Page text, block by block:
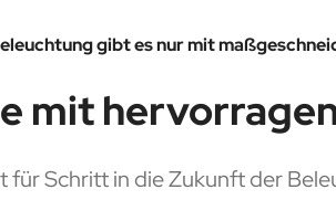
gibt es nur mit
mit
für Schritt in die Zukunft der